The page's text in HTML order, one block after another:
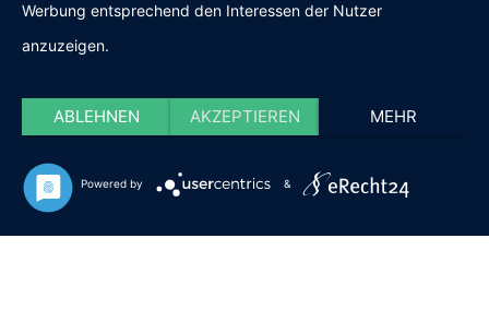
Werbung entsprechend den Interessen der Nutzer
anzuzeigen.
ABLEHNEN AKZEPTIEREN MEHR
Powered by &